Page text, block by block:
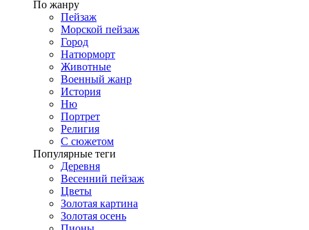
По жанру
Пейзаж
Морской пейзаж
Город
Натюрморт
Животные
Военный жанр
История
Ню
Портрет
Религия
С сюжетом
Популярные теги
Деревня
Весенний пейзаж
Цветы
Золотая картина
Золотая осень